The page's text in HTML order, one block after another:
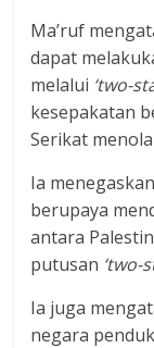
Ma’ruf
dapat
melalui ‘two-
kesepakatan
Serikat
Ia
berupaya
antara
putusan ‘two-
Ia juga
negara